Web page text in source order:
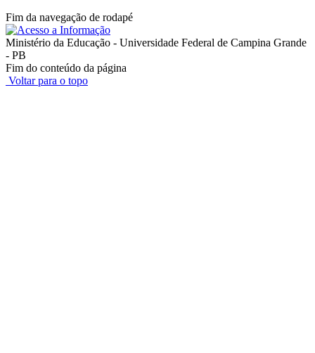
Fim da navegação de rodapé
Ministério da Educação - Universidade Federal de Campina Grande
- PB
Fim do conteúdo da página
Voltar para o topo